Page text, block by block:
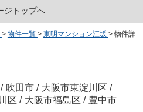
ジトップへ
> 物件一覧 > 東明マンション江坂 > 物件詳
/ 吹田市 / 大阪市東淀川区 /
区 / 大阪市福島区 / 豊中市